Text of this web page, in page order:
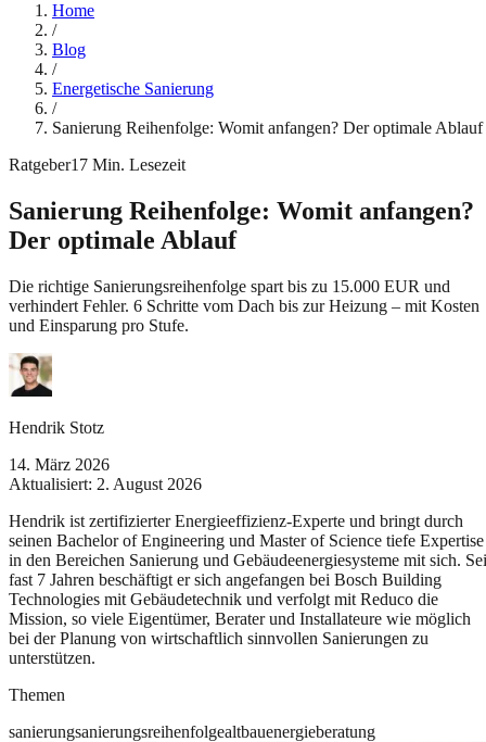
Home
/
Blog
/
Energetische Sanierung
/
Sanierung Reihenfolge: Womit anfangen? Der optimale Ablauf
Ratgeber17 Min. Lesezeit
Sanierung Reihenfolge: Womit anfangen?
Der optimale Ablauf
Die richtige Sanierungsreihenfolge spart bis zu 15.000 EUR und
verhindert Fehler. 6 Schritte vom Dach bis zur Heizung – mit Kosten
und Einsparung pro Stufe.
Hendrik Stotz
14. März 2026
Aktualisiert: 2. August 2026
Hendrik ist zertifizierter Energieeffizienz-Experte und bringt durch
seinen Bachelor of Engineering und Master of Science tiefe Expertise
in den Bereichen Sanierung und Gebäudeenergiesysteme mit sich.
fast 7 Jahren beschäftigt er sich angefangen bei Bosch Building
Technologies mit Gebäudetechnik und verfolgt mit Reduco die
Mission, so viele Eigentümer, Berater und Installateure wie möglich
bei der Planung von wirtschaftlich sinnvollen Sanierungen zu
unterstützen.
Themen
sanierungsanierungsreihenfolgealtbauenergieberatung